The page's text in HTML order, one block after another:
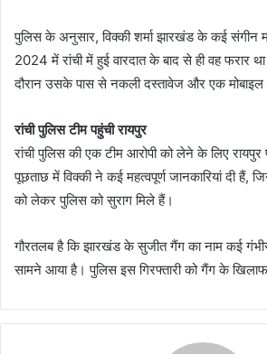
पुलिस के अनुसार, विक्की शर्मा झारखंड के कई संगीन
2024 में रांची में हुई वारदात के बाद से ही वह फरार
दौरान उसके पास से नकली दस्तावेज और एक मोबाइल
रांची पुलिस टीम पहुंची रायपुर
रांची पुलिस की एक टीम आरोपी को लेने के लिए
पूछताछ में विक्की ने कई महत्वपूर्ण जानकारियां दी हैं,
को लेकर पुलिस को सुराग मिले हैं।
गौरतलब है कि झारखंड के सुजीत गैंग का नाम कई
सामने आया है। पुलिस इस गिरफ्तारी को गैंग के